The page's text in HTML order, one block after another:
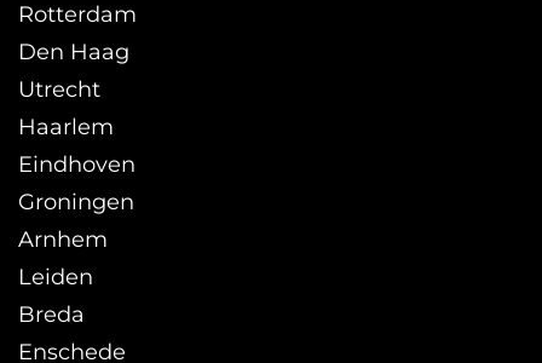
Rotterdam
Den Haag
Utrecht
Haarlem
Eindhoven
Groningen
Arnhem
Leiden
Breda
Enschede